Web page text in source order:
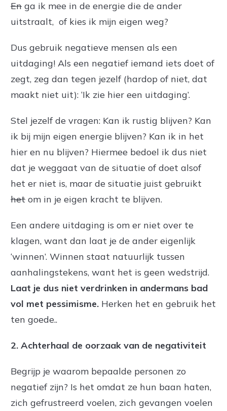
En ga ik mee in de energie die de ander
uitstraalt, of kies ik mijn eigen weg?
Dus gebruik negatieve mensen als een
uitdaging! Als een negatief iemand iets doet of
zegt, zeg dan tegen jezelf (hardop of niet, dat
maakt niet uit): ‘Ik zie hier een uitdaging’.
Stel jezelf de vragen: Kan ik rustig blijven? Kan
ik bij mijn eigen energie blijven? Kan ik in het
hier en nu blijven? Hiermee bedoel ik dus niet
dat je weggaat van de situatie of doet alsof
het er niet is, maar de situatie juist gebruikt
het om in je eigen kracht te blijven.
Een andere uitdaging is om er niet over te
klagen, want dan laat je de ander eigenlijk
‘winnen’. Winnen staat natuurlijk tussen
aanhalingstekens, want het is geen wedstrijd.
Laat je dus niet verdrinken in andermans bad
vol met pessimisme. Herken het en gebruik het
ten goede..
2. Achterhaal de oorzaak van de negativiteit
Begrijp je waarom bepaalde personen zo
negatief zijn? Is het omdat ze hun baan haten,
zich gefrustreerd voelen, zich gevangen voelen